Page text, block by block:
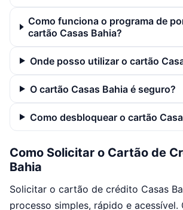
Como funciona o programa de
cartão Casas Bahia?
Onde posso utilizar o cartão
O cartão Casas Bahia é seguro?
Como desbloquear o cartão
Como Solicitar o Cartão de
Bahia
Solicitar o cartão de crédito Casas
processo simples, rápido e acessível.